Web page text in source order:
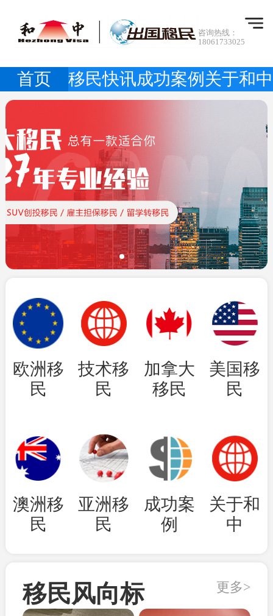
咨询热线：
18061733025
首页 移民快讯成功案例 关于和中
欧洲移
民
技术移
民
加拿大
移民
美国移
民
澳洲移
民
亚洲移
民
成功案
例
关于和
中
移民风向标 更多>